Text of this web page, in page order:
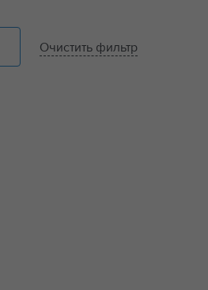
Очистить фильтр